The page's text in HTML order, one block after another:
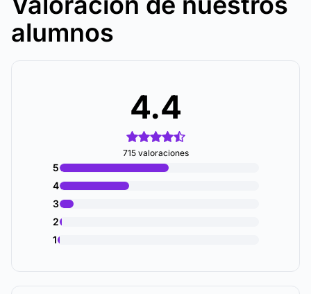
alumnos
4.4
715 valoraciones
5
4
3
2
1